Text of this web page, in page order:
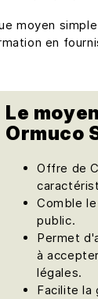
moyen
en
Le
Ormuco
Offre de
Comble
public.
Permet
à
légales.
Facilite la